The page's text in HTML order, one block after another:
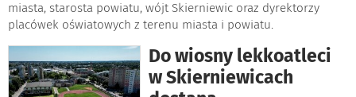
miasta, starosta powiatu, wójt Skierniewic oraz dyrektorzy
placówek oświatowych z terenu miasta i powiatu.
Do wiosny lekkoatleci
w Skierniewicach